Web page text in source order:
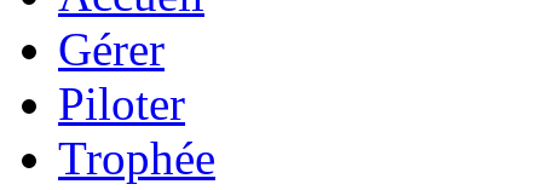
Gérer
Piloter
Trophée